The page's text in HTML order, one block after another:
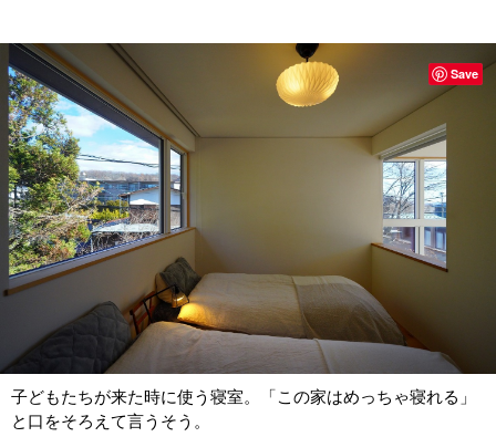
子どもたちが来た時に使う寝室。「この家はめっちゃ寝れる」
と口をそろえて言うそう。
Save